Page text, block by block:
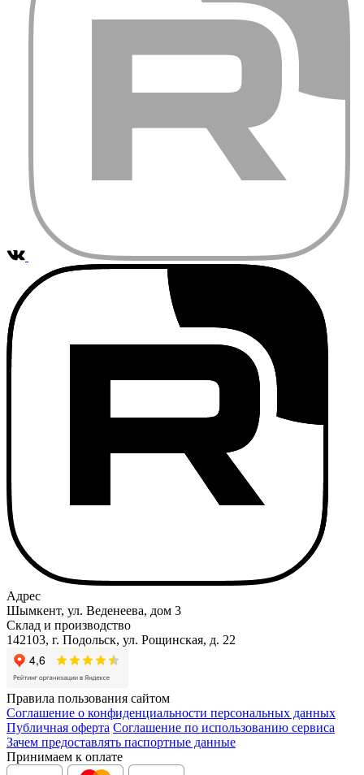
Адрес
Шымкент, ул. Веденеева, дом 3
Склад и производство
142103, г. Подольск, ул. Рощинская, д. 22
Правила пользования сайтом
Соглашение о конфиденциальности персональных данных
Публичная оферта Соглашение по использованию сервиса
Зачем предоставлять паспортные данные
Принимаем к оплате